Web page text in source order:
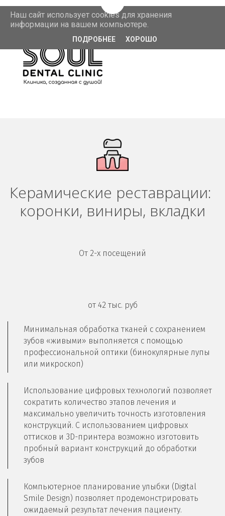
Перейти на версию для
Керамические реставрации:
коронки, виниры, вкладки
От 2-х посещений
от 42 тыс. руб
Минимальная обработка тканей с сохранением
зубов «живыми» выполняется с помощью
профессиональной оптики (бинокулярные лупы
или микроскоп)
Использование цифровых технологий позволяет
сократить количество этапов лечения и
максимально увеличить точность изготовления
конструкций. С использованием цифровых
оттисков и 3D-принтера возможно изготовить
пробный вариант конструкций до обработки
зубов
Компьютерное планирование улыбки (Digital
Smile Design) позволяет продемонстрировать
ожидаемый результат лечения пациенту.
Наш сайт использует cookies для хранения
информации на вашем компьютере.
ПОДРОБНЕЕ ХОРОШО